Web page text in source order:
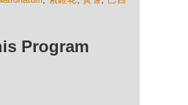
Program